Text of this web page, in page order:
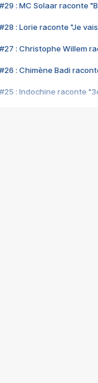
#29 : MC Solaar raconte
#28 : Lorie raconte "Je
#27 : Christophe Willem
#26 : Chimène Badi
#25 : Indochine raconte